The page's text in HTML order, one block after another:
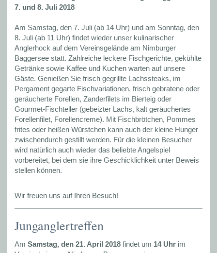
7. und 8. Juli 2018
Am Samstag, den 7. Juli (ab 14 Uhr) und am Sonntag, den
8. Juli (ab 11 Uhr) findet wieder unser kulinarischer
Anglerhock auf dem Vereinsgelände am Nimburger
Baggersee statt. Zahlreiche leckere Fischgerichte, gekühlte
Getränke sowie Kaffee und Kuchen warten auf unsere
Gäste. Genießen Sie frisch gegrillte Lachssteaks, im
Pergament gegarte Fischvariationen, frisch gebratene oder
geräucherte Forellen, Zanderfilets im Bierteig oder
Gourmet-Fischteller (gebeizter Lachs, kalt geräuchertes
Forellenfilet, Forellencreme). Mit Fischbrötchen, Pommes
frites oder heißen Würstchen kann auch der kleine Hunger
zwischendurch gestillt werden. Für die kleinen Besucher
wird natürlich auch wieder das beliebte Angelspiel
vorbereitet, bei dem sie ihre Geschicklichkeit unter Beweis
stellen können.
Wir freuen uns auf Ihren Besuch!
Junganglertreffen
Am Samstag, den 21. April 2018 findet um 14 Uhr im